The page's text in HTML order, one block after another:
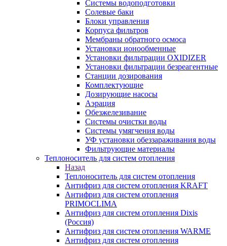
Системы водоподготовки
Солевые баки
Блоки управления
Корпуса фильтров
Мембраны обратного осмоса
Установки ионообменные
Установки фильтрации OXIDIZER
Установки фильтрации безреагентные
Станции дозирования
Комплектующие
Дозирующие насосы
Аэрация
Обезжелезивание
Системы очистки воды
Системы умягчения воды
УФ установки обеззараживания воды
Фильтрующие материалы
Теплоноситель для систем отопления
Назад
Теплоноситель для систем отопления
Антифриз для систем отопления KRAFT
Антифриз для систем отопления
PRIMOCLIMA
Антифриз для систем отопления Dixis
(Россия)
Антифриз для систем отопления WARME
Антифриз для систем отопления